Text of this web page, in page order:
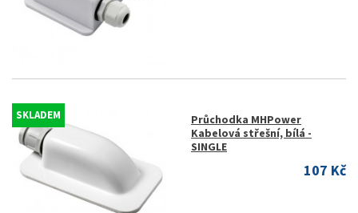
SKLADEM
Průchodka MHPower
Kabelová střešní, bílá -
SINGLE
107 Kč